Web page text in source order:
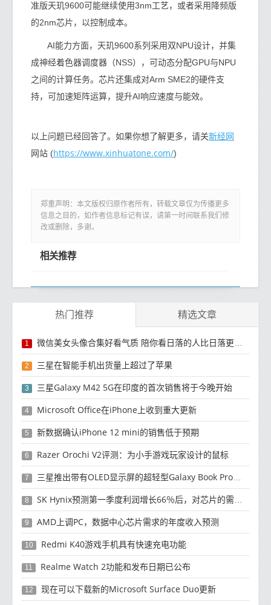
准版天玑9600可能继续使用3nm工艺，或者采用降频版
的2nm芯片，以控制成本。
AI能力方面，天玑9600系列采用双NPU设计，并集
成神经着色器调度器（NSS），可动态分配GPU与NPU
之间的计算任务。芯片还集成对Arm SME2的硬件支
持，可加速矩阵运算，提升AI响应速度与能效。
以上问题已经回答了。如果你想了解更多，请关新经网
网站 (https://www.xinhuatone.com/)
郑重声明：本文版权归原作者所有，转载文章仅为传播更多
信息之目的，如作者信息标记有误，请第一时间联系我们修
改或删除，多谢。
相关推荐
热门推荐 精选文章
1 微信美女头像合集好看气质 陪你看日落的人比日落更浪漫
2 三星在智能手机出货量上超过了苹果
3 三星Galaxy M42 5G在印度的首次销售将于今晚开始
4 Microsoft Office在iPhone上收到重大更新
5 新数据确认iPhone 12 mini的销售低于预期
6 Razer Orochi V2评测：为小手游戏玩家设计的鼠标
7 三星推出带有OLED显示屏的超轻型Galaxy Book Pro和Galaxy Book Pro 360笔记本电脑
8 SK Hynix预测第一季度利润增长66％后，对芯片的需求将增强
9 AMD上调PC，数据中心芯片需求的年度收入预测
10 Redmi K40游戏手机具有快速充电功能
11 Realme Watch 2功能和发布日期已公布
12 现在可以下载新的Microsoft Surface Duo更新